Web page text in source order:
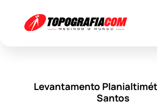
Levantamento
Santos